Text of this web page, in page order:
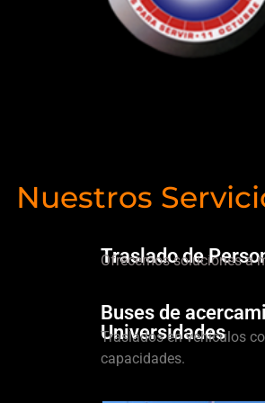
Nuestros
Traslado de
Ofrecemos soluciones a
Buses de
Universidades
Traslados en vehículos
capacidades.